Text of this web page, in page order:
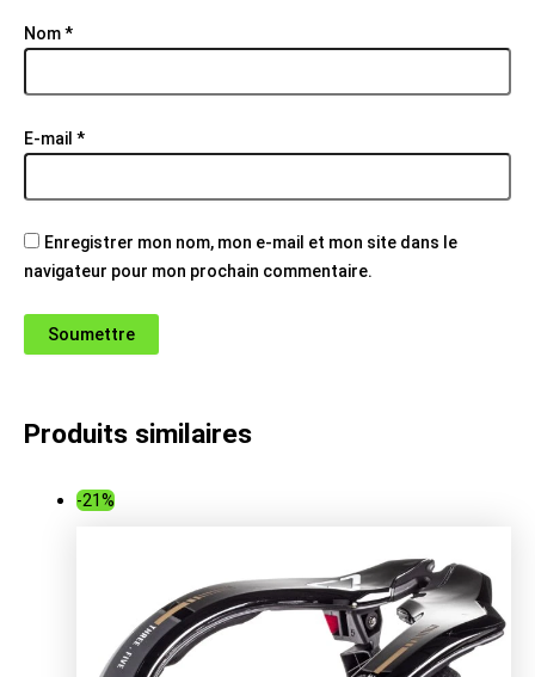
Nom*
E-mail *
Enregistrer mon nom, mon e-mail et mon site dans le
navigateur pour mon prochain commentaire.
Produits similaires
-21%